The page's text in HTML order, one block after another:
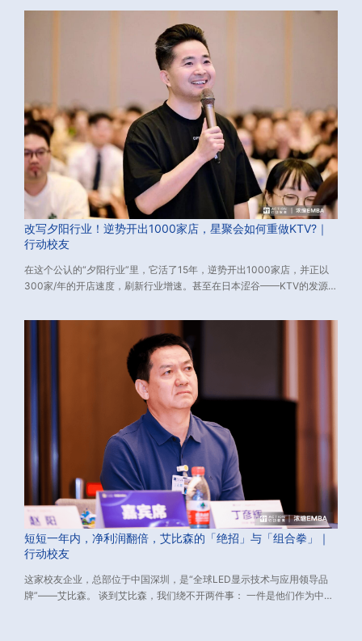
改写夕阳行业！逆势开出1000家店，星聚会如何重做KTV?｜
行动校友
在这个公认的“夕阳行业”里，它活了15年，逆势开出1000家店，并正以
300家/年的开店速度，刷新行业增速。甚至在日本涩谷——KTV的发源
短短一年内，净利润翻倍，艾比森的「绝招」与「组合拳」｜
行动校友
这家校友企业，总部位于中国深圳，是“全球LED显示技术与应用领导品
牌”——艾比森。 谈到艾比森，我们绕不开两件事： 一件是他们作为中国